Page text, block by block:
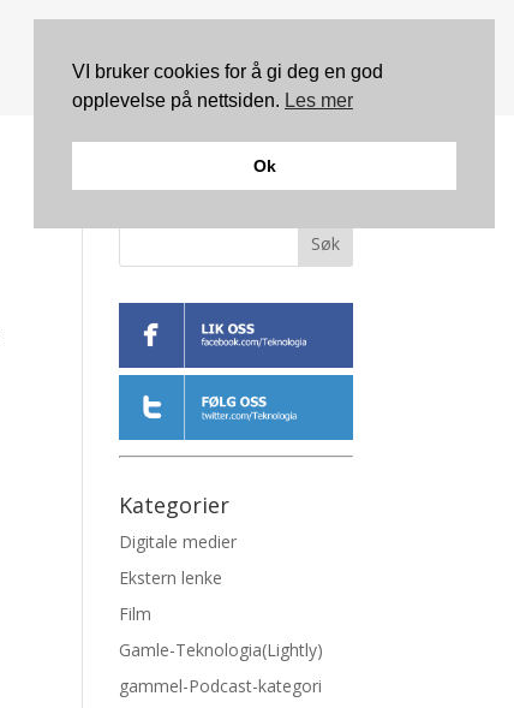
Søk
Kategorier
Digitale medier
Ekstern lenke
Film
Gamle-Teknologia(Lightly)
gammel-Podcast-kategori
VI bruker cookies for å gi deg en god
opplevelse på nettsiden. Les mer
Ok